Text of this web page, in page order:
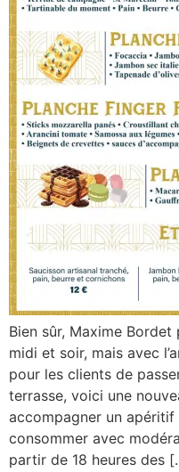
Bien sûr, Maxime
midi et soir, mais avec
pour les clients de
terrasse, voici une
accompagner un
consommer avec
partir de 18 heures des